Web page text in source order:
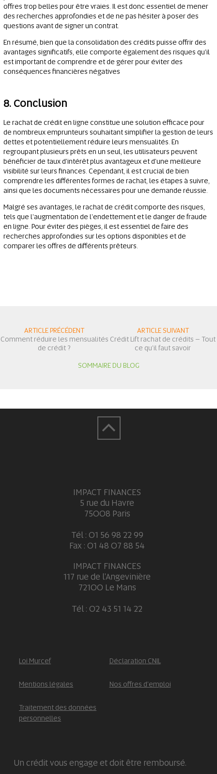
offres trop belles pour être vraies. Il est donc essentiel de mener
des recherches approfondies et de ne pas hésiter à poser des
questions avant de signer un contrat.
En résumé, bien que la consolidation des crédits puisse offrir des
avantages significatifs, elle comporte également des risques qu'il
est important de comprendre et de gérer pour éviter des
conséquences financières négatives
8. Conclusion
Le rachat de crédit en ligne constitue une solution efficace pour
de nombreux emprunteurs souhaitant simplifier la gestion de leurs
dettes et potentiellement réduire leurs mensualités. En
regroupant plusieurs prêts en un seul, les utilisateurs peuvent
bénéficier de taux d'intérêt plus avantageux et d'une meilleure
visibilité sur leurs finances. Cependant, il est crucial de bien
comprendre les différentes formes de rachat, les étapes à suivre,
ainsi que les documents nécessaires pour une demande réussie.
Malgré ses avantages, le rachat de crédit comporte des risques,
tels que l'augmentation de l'endettement et le danger de fraude
en ligne. Pour éviter des pièges, il est essentiel de faire des
recherches approfondies sur les options disponibles et de
comparer les offres de différents prêteurs.
ARTICLE PRÉCÉDENT
Comment réduire les mensualités
de crédit ?
ARTICLE SUIVANT
Crédit Lift rachat de crédits – Tout
ce qu'il faut savoir
SOMMAIRE DU BLOG
IMPACT FINANCES
5 rue du Havre
75008 Paris
Tél : 01 56 98 22 99
Fax : 01 48 07 88 54
IMPACT FINANCES
117 rue de l'Angevinière
72100 Le Mans
Tél : 02 43 51 14 22
Loi Murcef Déclaration CNIL
Mentions légales Nos offres d'emploi
Traitement des données
personnelles
Un crédit vous engage et doit être remboursé.